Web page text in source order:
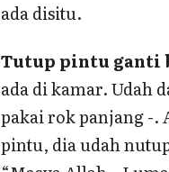
ada disitu.
Tutup pintu ganti
ada di kamar. Udah
pakai rok panjang -.
pintu, dia udah